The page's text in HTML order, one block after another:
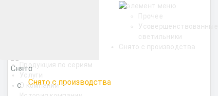
Прочее
Усовершенствованные
светильники
Снято с производства
Продукция по сериям
Услуги
О компании
Снято с производства